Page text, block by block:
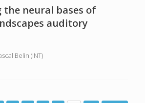
the neural bases of
auditory
Belin (INT)